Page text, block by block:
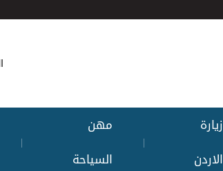
زيارة
الاردن
|
مهن
السياحة
|